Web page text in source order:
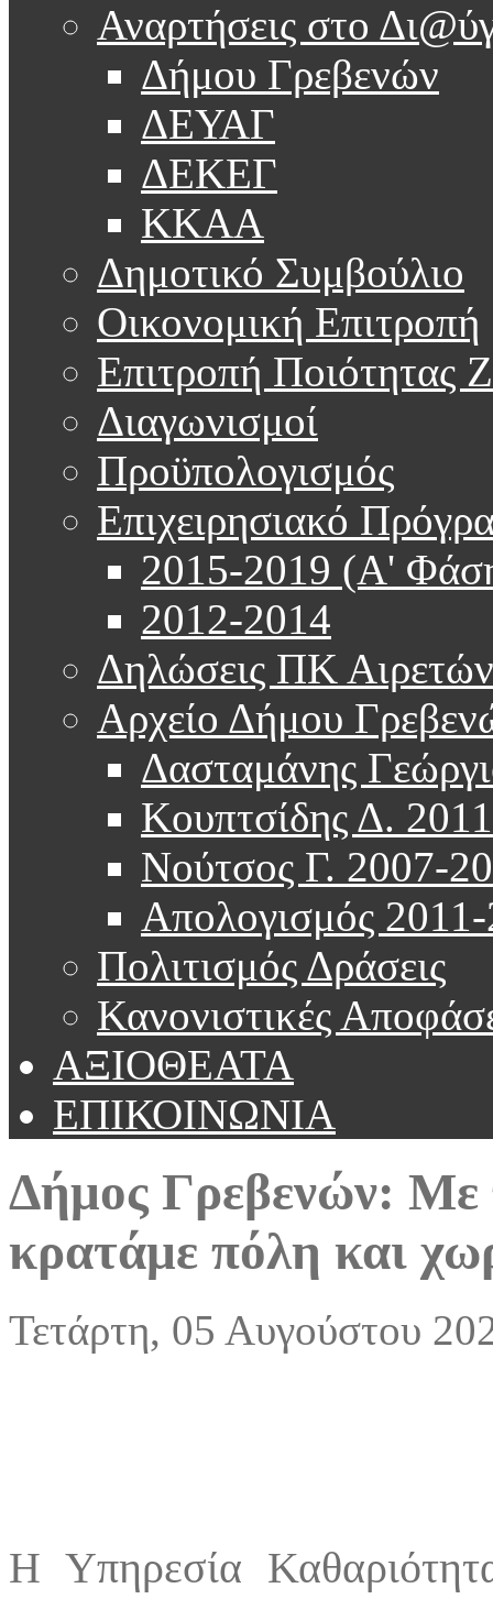
Αναρτήσεις στο
Δήμου Γρεβενών
ΔΕΥΑΓ
ΔΕΚΕΓ
ΚΚΑΑ
Δημοτικό Συμβούλιο
Οικονομική Επιτροπή
Επιτροπή Ποιότητας
Διαγωνισμοί
Προϋπολογισμός
Επιχειρησιακό
2015-2019 (Α'
2012-2014
Δηλώσεις ΠΚ Αιρετών
Αρχείο Δήμου
Δασταμάνης
Κουπτσίδης Δ.
Νούτσος Γ. 2007-
Απολογισμός
Πολιτισμός Δράσεις
Κανονιστικές
ΑΞΙΟΘΕΑΤΑ
ΕΠΙΚΟΙΝΩΝΙΑ
Δήμος Γρεβενών: Με
κρατάμε πόλη και
Τετάρτη, 05 Αυγούστου
Η Υπηρεσία